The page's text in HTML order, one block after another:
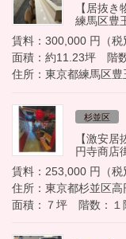
【居抜
練馬区豊
賃料：300,000 円（税
面積：約11.23坪 階
住所：東京都練馬区豊
杉並区
【激安
円寺商店
賃料：253,000 円（税
住所：東京都杉並区高
面積：７坪 階数：１